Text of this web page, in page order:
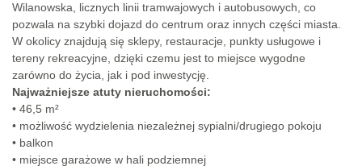
Wilanowska, licznych linii tramwajowych i autobusowych, co
pozwala na szybki dojazd do centrum oraz innych części miasta.
W okolicy znajdują się sklepy, restauracje, punkty usługowe i
tereny rekreacyjne, dzięki czemu jest to miejsce wygodne
zarówno do życia, jak i pod inwestycję.
Najważniejsze atuty nieruchomości:
• 46,5 m²
• możliwość wydzielenia niezależnej sypialni/drugiego pokoju
• balkon
• miejsce garażowe w hali podziemnej